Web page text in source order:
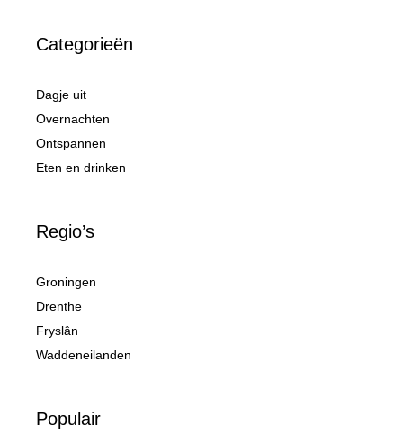
Categorieën
Dagje uit
Overnachten
Ontspannen
Eten en drinken
Regio’s
Groningen
Drenthe
Fryslân
Waddeneilanden
Populair